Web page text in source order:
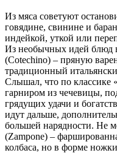
Из мяса советуют
говядине, свинине и
индейкой, уткой или
Из необычных идей блюд
(Cotechino) – пряную
традиционный
Слышал, что по классике
гарниром из чечевицы,
грядущих удачи и
идут дальше,
большей нарядности. Не
(Zampone) –
колбаса, но в форме